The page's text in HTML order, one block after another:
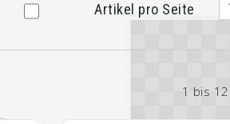
Artikel pro Seite
1 bis